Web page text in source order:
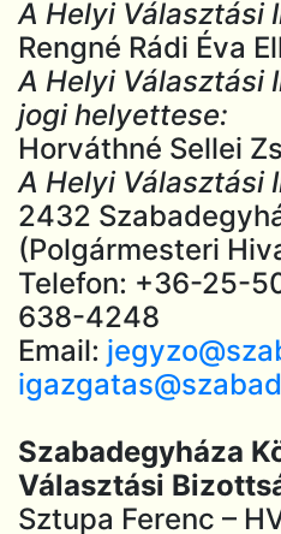
A Helyi Választási
Rengné Rádi Éva
A Helyi Választási
jogi helyettese:
Horváthné Sellei
A Helyi Választási
2432
(Polgármesteri
Telefon: +36-25-
638-4248
Email:
Szabadegyháza
Választási
Sztupa Ferenc –